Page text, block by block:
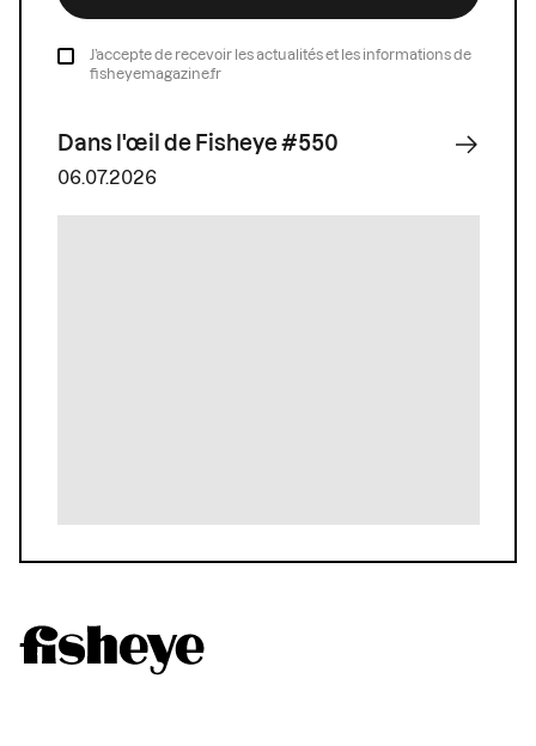
J’accepte de recevoir les actualités et les informations de
fisheyemagazine.fr
Dans l'œil de Fisheye #550
06.07.2026